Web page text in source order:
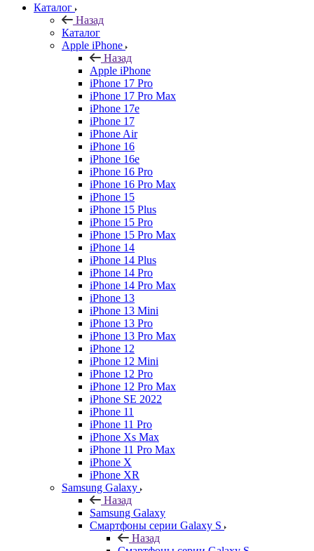
Каталог
Назад
Каталог
Apple iPhone
Назад
Apple iPhone
iPhone 17 Pro
iPhone 17 Pro Max
iPhone 17e
iPhone 17
iPhone Air
iPhone 16
iPhone 16e
iPhone 16 Pro
iPhone 16 Pro Max
iPhone 15
iPhone 15 Plus
iPhone 15 Pro
iPhone 15 Pro Max
iPhone 14
iPhone 14 Plus
iPhone 14 Pro
iPhone 14 Pro Max
iPhone 13
iPhone 13 Mini
iPhone 13 Pro
iPhone 13 Pro Max
iPhone 12
iPhone 12 Mini
iPhone 12 Pro
iPhone 12 Pro Max
iPhone SE 2022
iPhone 11
iPhone 11 Pro
iPhone Xs Max
iPhone 11 Pro Max
iPhone X
iPhone XR
Samsung Galaxy
Назад
Samsung Galaxy
Смартфоны серии Galaxy S
Назад